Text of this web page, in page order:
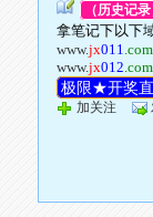
（历史记录
拿笔记下以下
www.jx011.com
www.jx012.com
极限★开奖
加关注